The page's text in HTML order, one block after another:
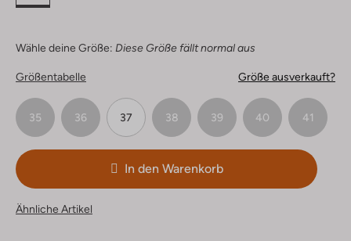
Wähle deine Größe: Diese Größe fällt normal aus
Größentabelle Größe ausverkauft?
35 36 37 38 39 40 41
In den Warenkorb
Ähnliche Artikel